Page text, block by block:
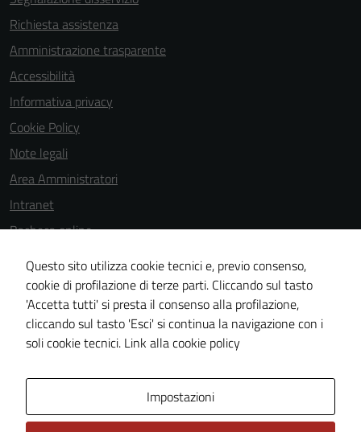
Richiesta assistenza
Amministrazione trasparente
Accessibilità
Informativa privacy
Cookie Policy
Note legali
Area Amministratori
Intranet
Bacheca online
Dichiarazione di accessibilità
Dichiarazione di accessibilità e modalità di segnalazioni di non
conformità
Piano di miglioramento del sito
Questo sito utilizza cookie tecnici e, previo consenso,
cookie di profilazione di terze parti. Cliccando sul tasto
'Accetta tutti' si presta il consenso alla profilazione,
cliccando sul tasto 'Esci' si continua la navigazione con i
soli cookie tecnici. Link alla cookie policy
Impostazioni